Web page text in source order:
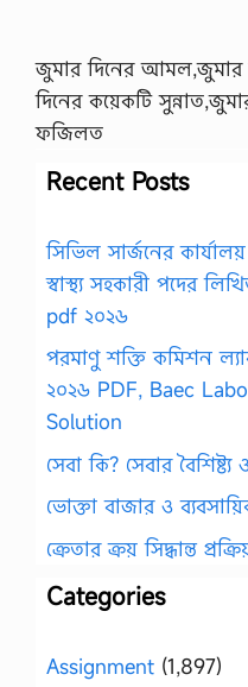
জুমার দিনের
দিনের কয়েকটি
ফজিলত
Recent Posts
সিভিল সার্জনের
স্বাস্থ্য সহকারী পদের
pdf ২০২৬
পরমাণু শক্তি কমিশন
২০২৬ PDF, Baec
Solution
সেবা কি? সেবার
ভোক্তা বাজার ও
ক্রেতার ক্রয় সিদ্ধান্ত
Categories
Assignment (1,897)